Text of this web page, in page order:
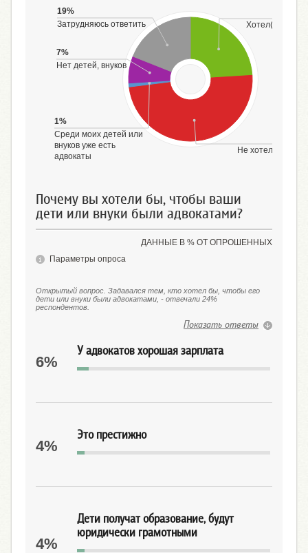
Хотел(-а) бы
Не хотел(а) бы
1%
Среди моих детей или
внуков уже есть
адвокаты
7%
Нет детей, внуков
19%
Затрудняюсь ответить
Почему вы хотели бы, чтобы ваши
дети или внуки были адвокатами?
ДАННЫЕ В % ОТ ОПРОШЕННЫХ
Параметры опроса
Открытый вопрос. Задавался тем, кто хотел бы, чтобы его
дети или внуки были адвокатами, - отвечали 24%
респондентов.
Показать ответы
У адвокатов хорошая зарплата
6%
Это престижно
4%
Дети получат образование, будут
юридически грамотными
4%